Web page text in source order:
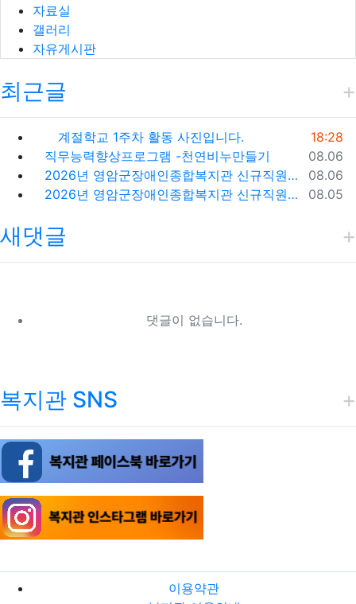
자료실
갤러리
자유게시판
최근글
등록일
18:28
계절학교 1주차 활동 사진입니다.
등록일
08.06
직무능력향상프로그램 -천연비누만들기
등록일
08.06
2026년 영암군장애인종합복지관 신규직원(팀원) 채용 재공고
등록일
08.05
2026년 영암군장애인종합복지관 신규직원(팀원) 채용 재공고 결과
새댓글
댓글이 없습니다.
복지관 SNS
이용약관